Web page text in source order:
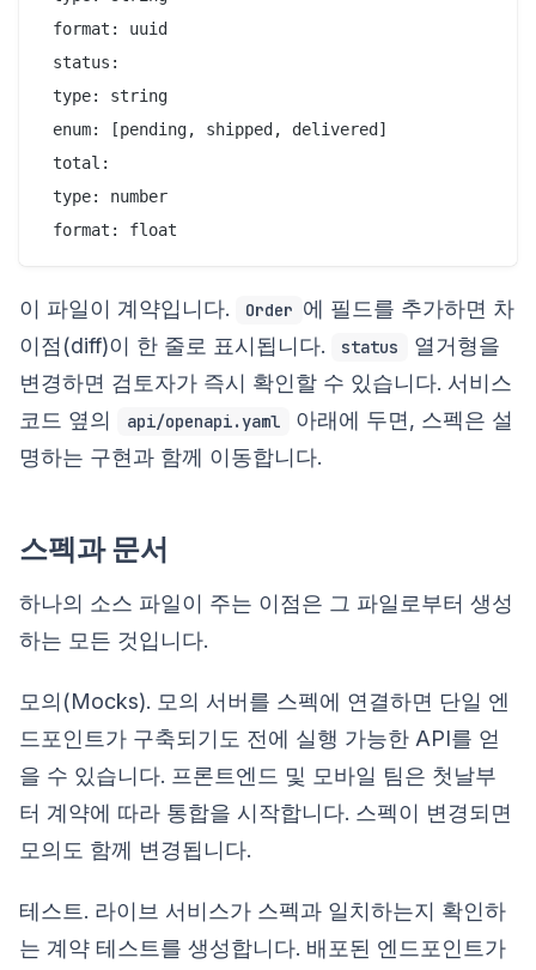
format: uuid
status:
type: string
enum: [pending, shipped, delivered]
total:
type: number
이 파일이 계약입니다. Order 에 필드를 추가하면 차
이점(diff)이 한 줄로 표시됩니다.
status
열거형을
변경하면 검토자가 즉시 확인할 수 있습니다. 서비스
코드 옆의
api/openapi.yaml
아래에 두면, 스펙은 설
명하는 구현과 함께 이동합니다.
스펙과 문서
하나의 소스 파일이 주는 이점은 그 파일로부터 생성
하는 모든 것입니다.
모의(Mocks). 모의 서버를 스펙에 연결하면 단일 엔
드포인트가 구축되기도 전에 실행 가능한 API를 얻
을 수 있습니다. 프론트엔드 및 모바일 팀은 첫날부
터 계약에 따라 통합을 시작합니다. 스펙이 변경되면
모의도 함께 변경됩니다.
테스트. 라이브 서비스가 스펙과 일치하는지 확인하
는 계약 테스트를 생성합니다. 배포된 엔드포인트가